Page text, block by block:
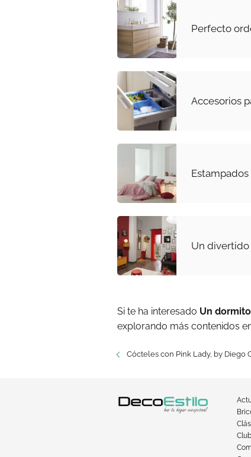
Perfecto
Accesorios
Un
Si te ha interesado Un
explorando más contenidos
Cócteles con Pink Lady, by Diego